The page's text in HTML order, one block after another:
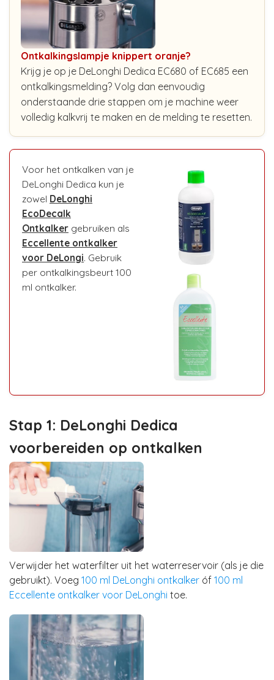
Ontkalkingslampje knippert oranje?
Krijg je op je DeLonghi Dedica EC680 of EC685 een
ontkalkingsmelding? Volg dan eenvoudig
onderstaande drie stappen om je machine weer
volledig kalkvrij te maken en de melding te resetten.
Voor het ontkalken van je
DeLonghi Dedica kun je
zowel DeLonghi
EcoDecalk
Ontkalker gebruiken als
Eccellente ontkalker
voor DeLongi. Gebruik
per ontkalkingsbeurt 100
ml ontkalker.
Stap 1: DeLonghi Dedica
voorbereiden op ontkalken
Verwijder het waterfilter uit het waterreservoir (als je die
gebruikt). Voeg 100 ml DeLonghi ontkalker óf 100 ml
Eccellente ontkalker voor DeLonghi toe.